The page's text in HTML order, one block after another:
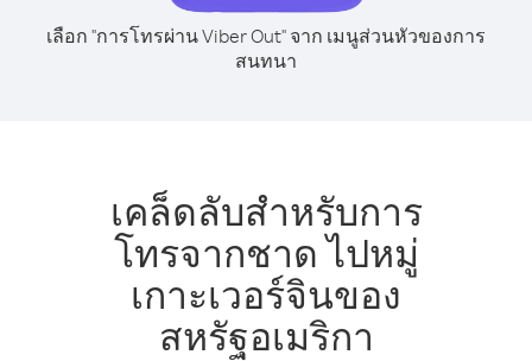
เลือก "การโทรผ่าน Viber Out" จาก เมนูส่วนหัวของการ
สนทนา
เคล็ดลับสำหรับการ
โทรจากชาด ไปหมู่
เกาะเวอร์จินของ
สหรัฐอเมริกา